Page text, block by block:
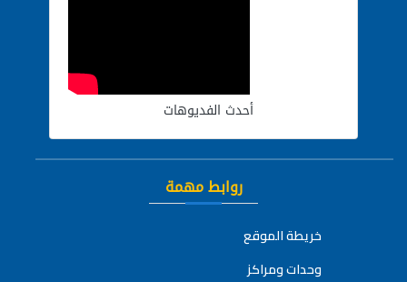
أحدث الفديوهات
روابط مهمة
خريطة الموقع
وحدات ومراكز